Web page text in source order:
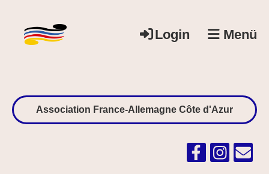
Login Menü
Association France-Allemagne Côte d'Azur